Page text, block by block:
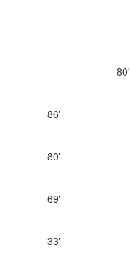
80'
86'
80'
69'
33'